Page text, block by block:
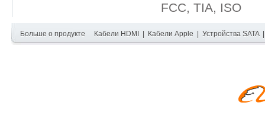
FCC, TIA, ISO
Больше о продукте Кабели HDMI Кабели Apple Устройства SATA